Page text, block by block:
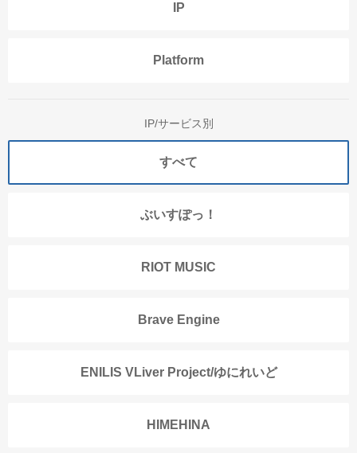
IP
Platform
IP/サービス別
すべて
ぶいすぽっ！
RIOT MUSIC
Brave Engine
ENILIS VLiver Project/ゆにれいど
HIMEHINA